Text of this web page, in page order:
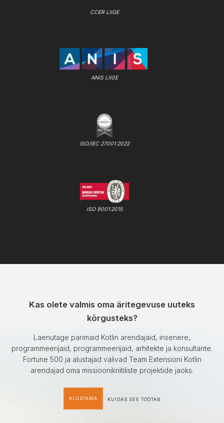
CCER LIIGE
ANIS LIIGE
ISO/IEC 27001:2022
ISO 9001:2015
Kas olete valmis oma äritegevuse uuteks
kõrgusteks?
Laenutage parimaid Kotlin arendajaid, insenere,
programmeerijaid, programmeerijaid, arhitekte ja konsultante.
Fortune 500 ja alustajad valivad Team Extensioni Kotlin
arendajad oma missioonikriitiliste projektide jaoks.
ALUSTAMA KUIDAS SEE TÖÖTAB